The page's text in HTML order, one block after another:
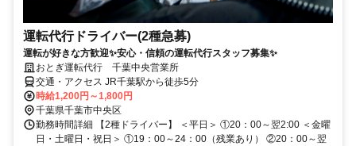
運転代行ドライバー(2種急募)
運転が好きな方歓迎✨安心・信頼の運転代行スタッフ募集✨
おとぎ運転代行 千葉中央営業所
交通・アクセス JR千葉駅から徒歩5分
時給1,200円～1,800円
千葉県千葉市中央区
勤務時間詳細 【2種ドライバー】 ＜平日＞ ①20：00～翌2:00 ＜金曜
日・土曜日・祝日＞ ①19：00～24：00（残業あり） ②20：00～翌